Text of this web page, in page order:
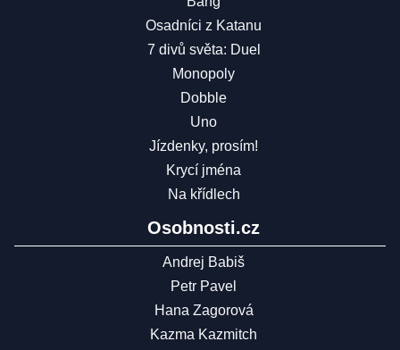
Osadníci z Katanu
7 divů světa: Duel
Monopoly
Dobble
Uno
Jízdenky, prosím!
Krycí jména
Na křídlech
Osobnosti.cz
Andrej Babiš
Petr Pavel
Hana Zagorová
Kazma Kazmitch